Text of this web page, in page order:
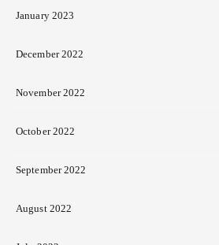
January 2023
December 2022
November 2022
October 2022
September 2022
August 2022